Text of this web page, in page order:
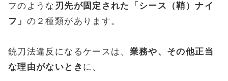
フのような 刃先が固定された「シース（鞘）ナイ
フ」 の２種類があります。
銃刀法違反になるケースは、 業務や、その他正当
な理由がないとき に、